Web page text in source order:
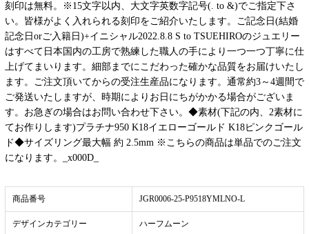
刻印は無料。※15文字以内、大文字英数字記号(. to &)でご指定下さ
い。皆様がよく入れられる刻印をご紹介いたします。ご記念日(結婚
記念日orご入籍日)+イニシャル2022.8.8 S to TSUEHIROのジュエリー
はすべて日本国内の工房で熟練した職人の手により一つ一つ丁寧に仕
上げてまいります。細部までにこだわった確かな品質をお届けいたし
ます。ご注文頂いてからの受注生産品になります。通常約3～4週間で
ご発送いたしますが、時期によりお日にちがかかる場合がございま
す。お急ぎの場合はお問い合わせ下さい。◆素材(下記の内、2素材に
てお作りします)プラチナ950 K18イエローゴールド K18ピンクゴール
ド◆サイズリング最大幅 約 2.5mm ※こちらの商品は単品でのご注文
になります。_x000D_
商品番号 JGR0006-25-P9518YMLNO-L
デザインカテゴリー ハーフムーン